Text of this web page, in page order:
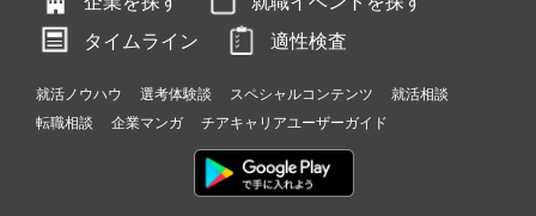
タイムライン
適性検査
就活ノウハウ 選考体験談 スペシャルコンテンツ
就活相談
転職相談
企業マンガ チアキャリアユーザーガイド